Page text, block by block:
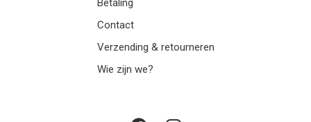
Betaling
Contact
Verzending & retourneren
Wie zijn we?